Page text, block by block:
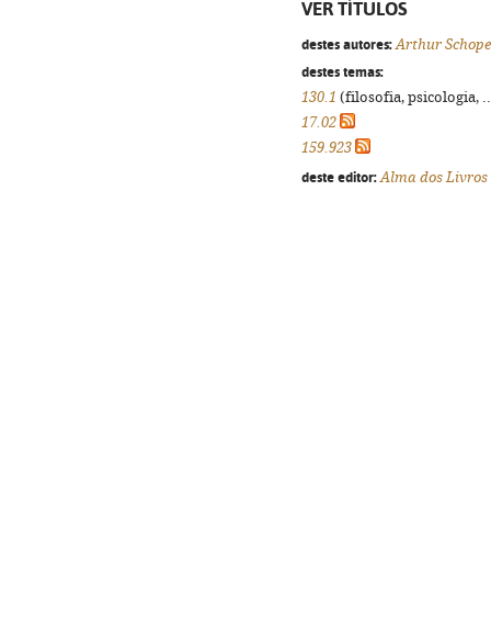
VER TÍTULOS
destes autores: Arthur
destes temas:
130.1 (filosofia, psicologia,
17.02
159.923
deste editor: Alma dos Livros